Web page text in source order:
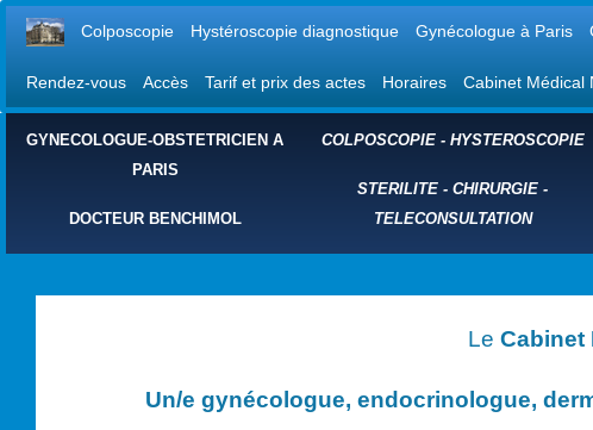
Colposcopie Hystéroscopie diagnostique Gynécologue à Paris
Rendez-vous Accès Tarif et prix des actes Horaires Cabinet Médical
GYNECOLOGUE-OBSTETRICIEN A
PARIS
DOCTEUR BENCHIMOL
COLPOSCOPIE- HYSTEROSCOPIE
STERILITE -CHIRURGIE -
TELECONSULTATION
Le Cabinet
Un/e gynécologue, endocrinologue,